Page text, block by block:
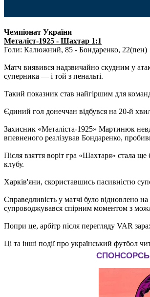
Чемпіонат України
Металіст-1925 - Шахтар 1:1
Голи: Калюжний, 85 - Бондаренко, 22(пен)
Матч виявився надзвичайно скудним у
суперника — і той з пенальті.
Такий показник став найгіршим для
Єдиний гол донеччан відбувся на 20-й
Захисник «Металіста-1925» Мартинюк
впевненого реалізував Бондаренко,
Після взяття воріт гра «Шахтаря» стала
клубу.
Харків'яни, скориставшись пасивністю
Справедливість у матчі було відновлено
супроводжувався спірним моментом з
Попри це, арбітр після перегляду VAR
Ці та інші події про український футбол